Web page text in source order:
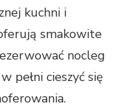
kuchni i
smakowite
nocleg
pełni cieszyć się